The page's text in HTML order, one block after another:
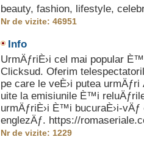
beauty, fashion, lifestyle,
Nr de vizite: 46951
Info
UrmÄƒriÈ›i cel mai popular
Clicksud. Oferim
pe care le veÈ›i putea
uite la emisiunile È™i
urmÄƒriÈ›i È™i bucuraÈ›i-
englezÄƒ. https://
Nr de vizite: 1229